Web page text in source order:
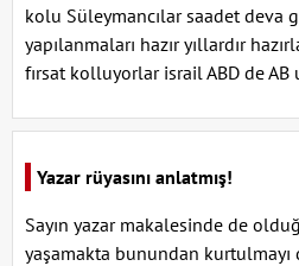
kolu Süleymancılar saadet deva
yapılanmaları hazır yıllardır
fırsat kolluyorlar israil ABD de AB
Yazar rüyasını anlatmış!
Sayın yazar makalesinde de
yaşamakta bunundan kurtulmayı